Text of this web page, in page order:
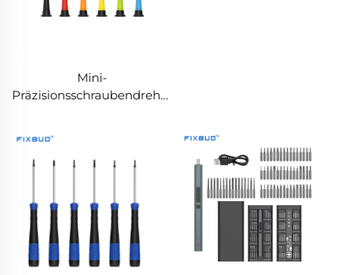
Mini-
Präzisionsschraubendreher
Schraubendreher mit